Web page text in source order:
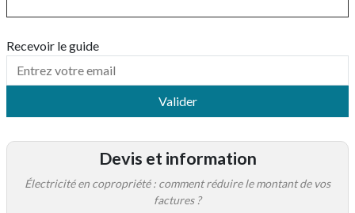
Recevoir le guide
Valider
Devis et information
Électricité en copropriété : comment réduire le montant de vos
factures ?